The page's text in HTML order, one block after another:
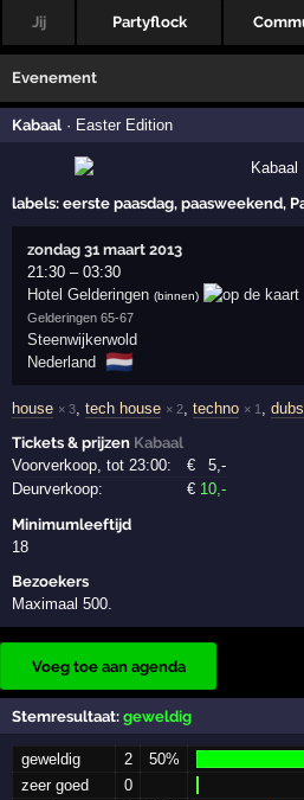
Jij Partyflock
Evenement
Kabaal · Easter Edition
labels: eerste paasdag, paasweekend,
zondag 31 maart 2013
21:30 –03:30
Hotel Gelderingen (binnen)
Gelderingen 65-67
Steenwijkerwold
Nederland
🇳🇱
house × 3,tech house × 2,techno × 1 ,
Tickets & prijzen Kabaal
Voorverkoop, tot 23:00:
€ 5,-
Deurverkoop:
€ 10,-
Minimumleeftijd
18
Bezoekers
Maximaal 500.
Voeg toe aan agenda
Stemresultaat:geweldig
geweldig 2
50%
zeer goed
0